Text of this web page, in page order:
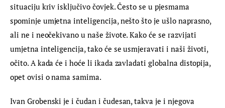
situaciju kriv isključivo čovjek. Često se u pjesmama
spominje umjetna inteligencija, nešto što je ušlo naprasno,
ali ne i neočekivano u naše živote. Kako će se razvijati
umjetna inteligencija, tako će se usmjeravati i naši životi,
očito. A kada će i hoće li ikada zavladati globalna distopija,
opet ovisi o nama samima.
Ivan Grobenski je i čudan i čudesan, takva je i njegova